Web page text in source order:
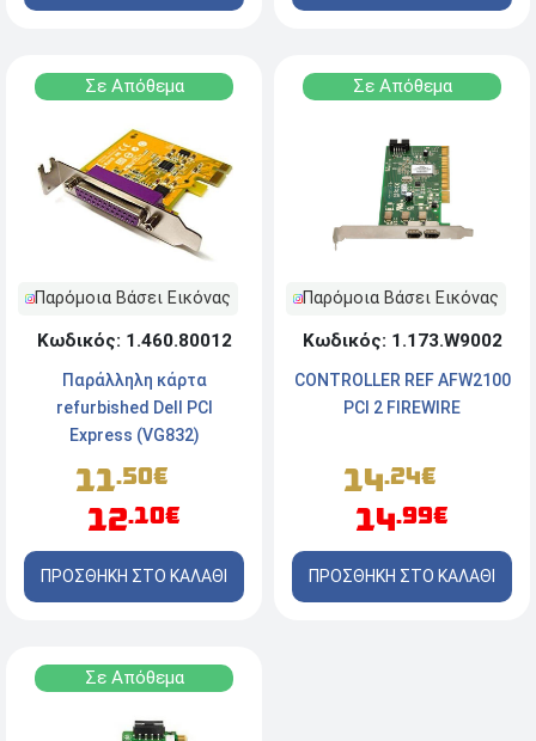
Σε Απόθεμα
Παρόμοια Βάσει Εικόνας
Κωδικός: 1.460.80012
Παράλληλη κάρτα
refurbished Dell PCI
Express (VG832)
11.50€
12.10€
ΠΡΟΣΘΗΚΗ ΣΤΟ ΚΑΛΑΘΙ
Σε Απόθεμα
Παρόμοια Βάσει Εικόνας
Κωδικός: 1.173.W9002
CONTROLLER REF AFW2100
PCI 2 FIREWIRE
14.24€
14.99€
ΠΡΟΣΘΗΚΗ ΣΤΟ ΚΑΛΑΘΙ
Σε Απόθεμα